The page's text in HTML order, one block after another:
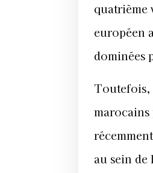
quatrième
européen
dominées
Toutefois,
marocains
au sein